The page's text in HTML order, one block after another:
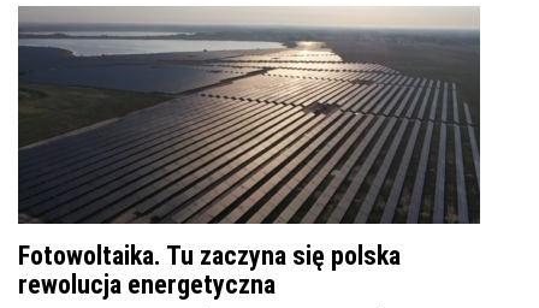
Fotowoltaika. Tu zaczyna się polska
rewolucja energetyczna